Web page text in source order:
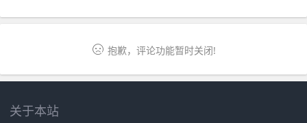
抱歉，评论功能暂时关闭!
关于本站